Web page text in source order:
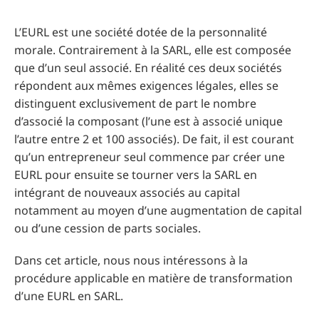
L’EURL est une société dotée de la personnalité
morale. Contrairement à la SARL, elle est composée
que d’un seul associé. En réalité ces deux sociétés
répondent aux mêmes exigences légales, elles se
distinguent exclusivement de part le nombre
d’associé la composant (l’une est à associé unique
l’autre entre 2 et 100 associés). De fait, il est courant
qu’un entrepreneur seul commence par créer une
EURL pour ensuite se tourner vers la SARL en
intégrant de nouveaux associés au capital
notamment au moyen d’une augmentation de capital
ou d’une cession de parts sociales.
Dans cet article, nous nous intéressons à la
procédure applicable en matière de transformation
d’une EURL en SARL.